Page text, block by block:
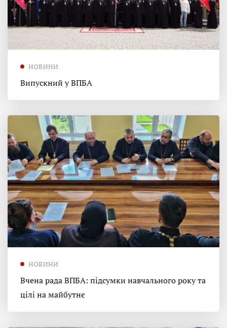
НОВИНИ
Випускний у ВПБА
НОВИНИ
Вчена рада ВПБА: підсумки навчального року та
цілі на майбутнє